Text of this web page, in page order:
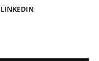
LINKEDIN